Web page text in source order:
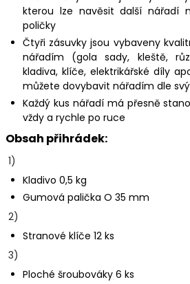
kterou lze navěsit další nářadí
poličky
Čtyři zásuvky jsou vybaveny
nářadím (gola sady, kleště,
kladiva, klíče, elektrikářské díly
můžete dovybavit nářadím dle
Každý kus nářadí má přesně
vždy a rychle po ruce
Obsah přihrádek:
1)
Kladivo 0,5 kg
Gumová palička O 35 mm
2)
Stranové klíče 12 ks
3)
Ploché šroubováky 6 ks